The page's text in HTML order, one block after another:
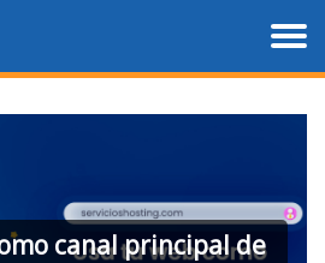
canal principal de